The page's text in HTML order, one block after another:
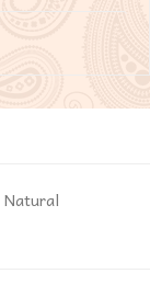
Natural